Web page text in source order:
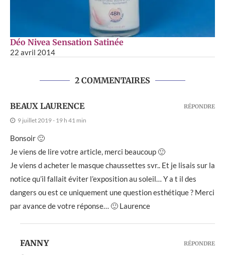
Déo Nivea Sensation Satinée
22 avril 2014
2 COMMENTAIRES
BEAUX LAURENCE
9 juillet 2019 - 19 h 41 min
Bonsoir 🙂
Je viens de lire votre article, merci beaucoup 🙂
Je viens d acheter le masque chaussettes svr.. Et je lisais sur la
notice qu’il fallait éviter l’exposition au soleil… Y a t il des
dangers ou est ce uniquement une question esthétique ? Merci
par avance de votre réponse… 🙂 Laurence
RÉPONDRE
FANNY RÉPONDRE